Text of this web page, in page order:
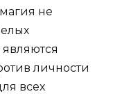
не
личности
всех